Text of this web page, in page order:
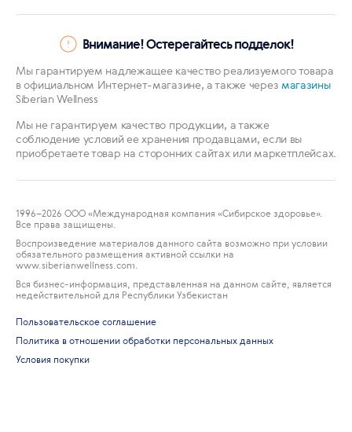
Внимание! Остерегайтесь подделок!
Мы гарантируем надлежащее качество реализуемого товара
в официальном Интернет-магазине, а также через магазины
Siberian Wellness
Мы не гарантируем качество продукции, а также
соблюдение условий ее хранения продавцами, если вы
приобретаете товар на сторонних сайтах или маркетплейсах.
1996–2026 ООО «Международная компания «Сибирское здоровье».
Все права защищены.
Воспроизведение материалов данного сайта возможно при условии
обязательного размещения активной ссылки на
www.siberianwellness.com.
Вся бизнес-информация, представленная на данном сайте, является
недействительной для Республики Узбекистан
Пользовательское соглашение
Политика в отношении обработки персональных данных
Условия покупки